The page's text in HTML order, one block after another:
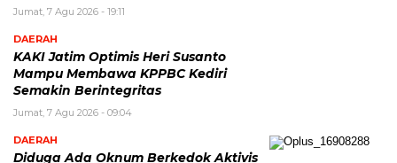
Jumat, 7 Agu 2026 - 19:11
DAERAH
KAKI Jatim Optimis Heri Susanto
Mampu Membawa KPPBC Kediri
Semakin Berintegritas
Jumat, 7 Agu 2026 - 09:04
DAERAH
Diduga Ada Oknum Berkedok Aktivis